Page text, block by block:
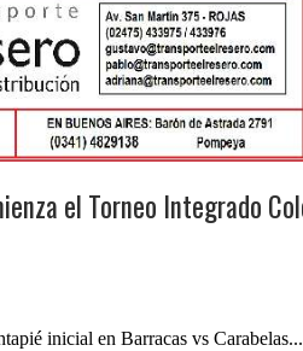
el Torneo Integrado
inicial en Barracas vs Carabelas...